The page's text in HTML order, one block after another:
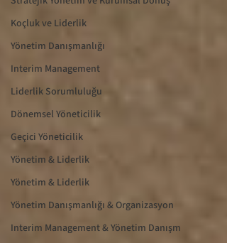
Koçluk ve Liderlik
Yönetim Danışmanlığı
Interim Management
Liderlik Sorumluluğu
Dönemsel Yöneticilik
Geçici Yöneticilik
Yönetim & Liderlik
Yönetim & Liderlik
Yönetim Danışmanlığı & Organizasyon
Interim Management & Yönetim Danışm